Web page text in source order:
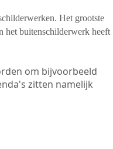
Het grootste
het buitenschilderwerk heeft
om bijvoorbeeld
zitten namelijk